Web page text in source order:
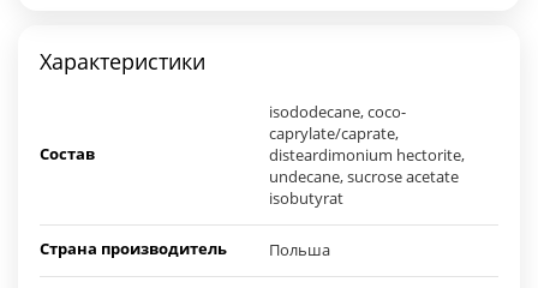
Характеристики
Состав
isododecane, coco-
caprylate/caprate,
disteardimonium hectorite,
undecane, sucrose acetate
isobutyrat
Страна производитель Польша